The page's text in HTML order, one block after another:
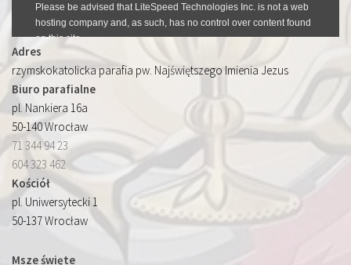
Adres
rzymskokatolicka parafia pw. Najświętszego Imienia Jezus
Biuro parafialne
pl. Nankiera 16a
50-140 Wrocław
71 344 94 23
604 323 462
Kościół
pl. Uniwersytecki 1
50-137 Wrocław
Msze święte